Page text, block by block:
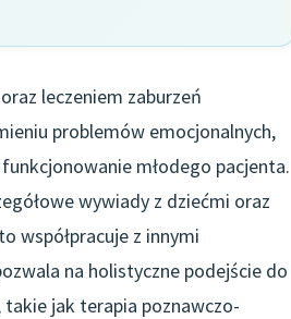
leczeniem zaburzeń
problemów emocjonalnych,
młodego pacjenta.
wywiady z dziećmi oraz
współpracuje z innymi
na holistyczne podejście do
jak terapia poznawczo-